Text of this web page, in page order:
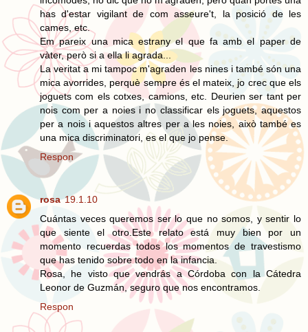
has d'estar vigilant de com asseure't, la posició de les
cames, etc.
Em pareix una mica estrany el que fa amb el paper de
vàter, però si a ella li agrada...
La veritat a mi tampoc m'agraden les nines i també són una
mica avorrides, perquè sempre és el mateix, jo crec que els
joguets com els cotxes, camions, etc. Deurien ser tant per
nois com per a noies i no classificar els joguets, aquestos
per a nois i aquestos altres per a les noies, això també es
una mica discriminatori, es el que jo pense.
Respon
rosa 19.1.10
Cuántas veces queremos ser lo que no somos, y sentir lo
que siente el otro.Este relato está muy bien por un
momento recuerdas todos los momentos de travestismo
que has tenido sobre todo en la infancia.
Rosa, he visto que vendrás a Córdoba con la Cátedra
Leonor de Guzmán, seguro que nos encontramos.
Respon